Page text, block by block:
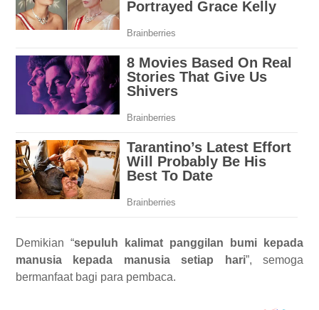
Demikian “sepuluh kalimat panggilan bumi kepada
manusia kepada manusia setiap hari”, semoga
bermanfaat bagi para pembaca.